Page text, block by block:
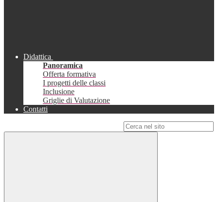
Didattica
Panoramica
Offerta formativa
I progetti delle classi
Inclusione
Griglie di Valutazione
Contatti